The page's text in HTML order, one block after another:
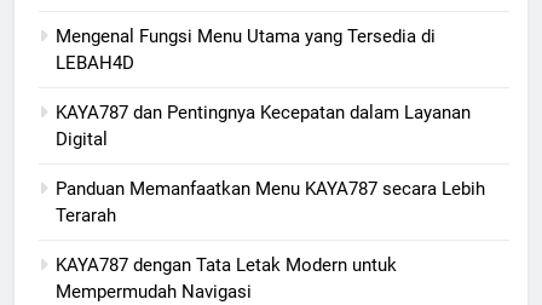
Mengenal Fungsi Menu Utama yang Tersedia di
LEBAH4D
KAYA787 dan Pentingnya Kecepatan dalam Layanan
Digital
Panduan Memanfaatkan Menu KAYA787 secara Lebih
Terarah
KAYA787 dengan Tata Letak Modern untuk
Mempermudah Navigasi